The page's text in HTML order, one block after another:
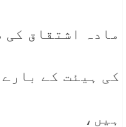
مادہ اشتقاق
کی ہیئت کے
ہیں،